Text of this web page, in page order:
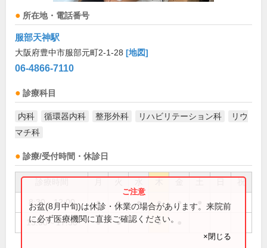
所在地・電話番号
服部天神駅
大阪府豊中市服部元町2-1-28 [地図]
06-4866-7110
診療科目
内科 循環器内科 整形外科 リハビリテーション科
リウ
マチ科
診療/受付時間・休診日
祝
8:30～12:00 ● ● ● ● ●
15:00～17:30 ● ● ●
お盆(8月中旬)は休診・休業の場合があります。来院前
に必ず医療機関に直接ご確認ください。
×閉じる